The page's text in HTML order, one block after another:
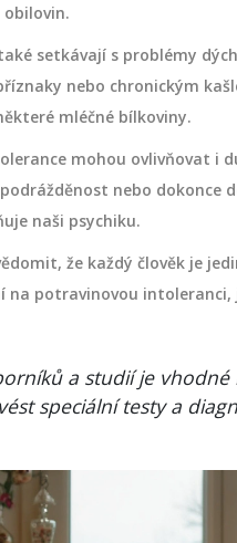
setkávají s problémy
nebo chronickým
mléčné bílkoviny.
mohou ovlivňovat i
nebo dokonce
naši psychiku.
že každý člověk je
na potravinovou intoleranci,
a studií je
speciální testy a